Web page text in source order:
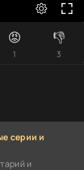
😡
1
👎
3
серии и
и